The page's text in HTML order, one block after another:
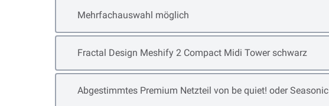
Mehrfachauswahl möglich
Open item options
Fractal Design Meshify 2 Compact Midi Tower schwarz
Open item options
Abgestimmtes Premium Netzteil von be quiet! oder Seasonic
Open item options